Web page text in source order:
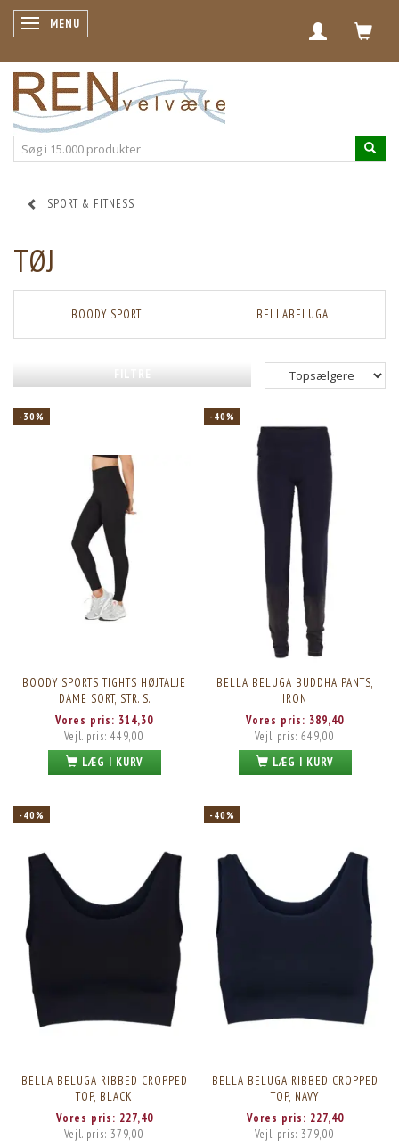
SKIFTE NAVIGATION
MENU
SPORT & FITNESS
TØJ
BOODY SPORT BELLABELUGA
FILTRE
-30%
BOODY SPORTS TIGHTS HØJTALJE
DAME SORT, STR. S.
Vores pris: 314,30
Vejl. pris: 449,00
LÆG I KURV
-40%
BELLA BELUGA BUDDHA PANTS,
IRON
Vores pris: 389,40
Vejl. pris: 649,00
LÆG I KURV
-40%
BELLA BELUGA RIBBED CROPPED
TOP, BLACK
Vores pris: 227,40
Vejl. pris: 379,00
-40%
BELLA BELUGA RIBBED CROPPED
TOP, NAVY
Vores pris: 227,40
Vejl. pris: 379,00